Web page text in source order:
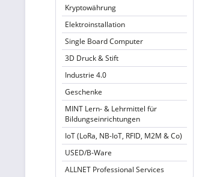
Kryptowährung
Elektroinstallation
Single Board Computer
3D Druck & Stift
Industrie 4.0
Geschenke
MINT Lern- & Lehrmittel für
Bildungseinrichtungen
IoT (LoRa, NB-IoT, RFID, M2M & Co)
USED/B-Ware
ALLNET Professional Services